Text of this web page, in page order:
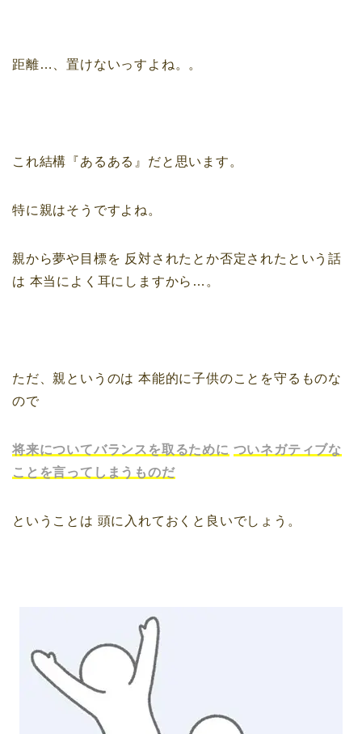
距離…、置けないっすよね。。
これ結構『あるある』だと思います。
特に親はそうですよね。
親から夢や目標を 反対されたとか否定されたという話
は 本当によく耳にしますから…。
ただ、親というのは 本能的に子供のことを守るものな
ので
将来についてバランスを取るために ついネガティブな
ことを言ってしまうものだ
ということは 頭に入れておくと良いでしょう。